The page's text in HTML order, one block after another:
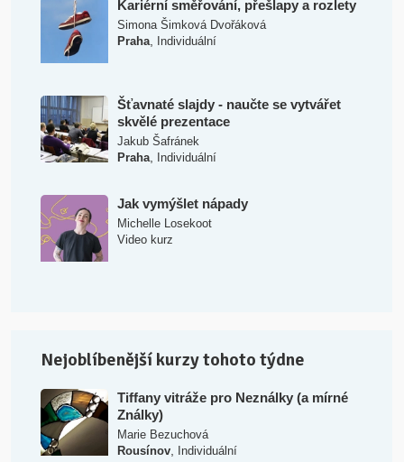
Kariérní směřování, přešlapy a rozlety
Simona Šimková Dvořáková
Praha, Individuální
Šťavnaté slajdy - naučte se vytvářet
skvělé prezentace
Jakub Šafránek
Praha, Individuální
Jak vymýšlet nápady
Michelle Losekoot
Video kurz
Nejoblíbenější kurzy tohoto týdne
Tiffany vitráže pro Neználky (a mírné
Ználky)
Marie Bezuchová
Rousínov, Individuální